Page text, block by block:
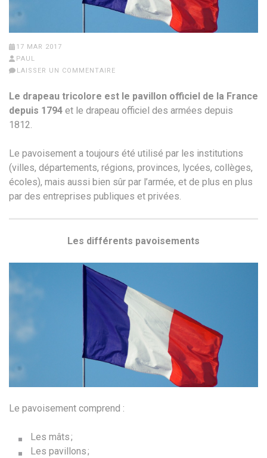
17 MAR 2017
PAUL
LAISSER UN COMMENTAIRE
Le drapeau tricolore est le pavillon officiel de la France
depuis 1794 et le drapeau officiel des armées depuis
1812.
Le pavoisement a toujours été utilisé par les institutions
(villes, départements, régions, provinces, lycées, collèges,
écoles), mais aussi bien sûr par l’armée, et de plus en plus
par des entreprises publiques et privées.
Les différents pavoisements
Le pavoisement comprend :
Les mâts ;
Les pavillons ;